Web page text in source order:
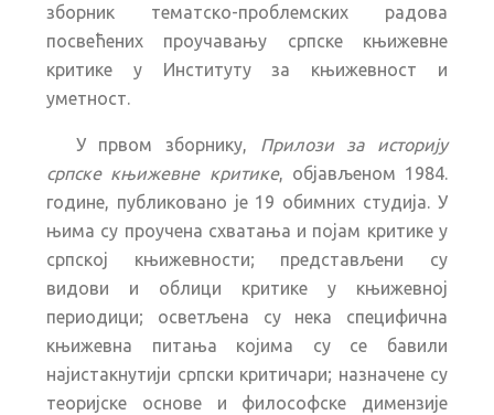
зборник тематско-проблемских радова
посвећених проучавању српске књижевне
критике у Институту за књижевност и
уметност.
У првом зборнику, Прилози за историју
српске књижевне критике, објављеном 1984.
године, публиковано је 19 обимних студија. У
њима су проучена схватања и појам критике у
српској књижевности; представљени су
видови и облици критике у књижевној
периодици; осветљена су нека специфична
књижевна питања којима су се бавили
најистакнутији српски критичари; назначене су
теоријске основе и философске димензије